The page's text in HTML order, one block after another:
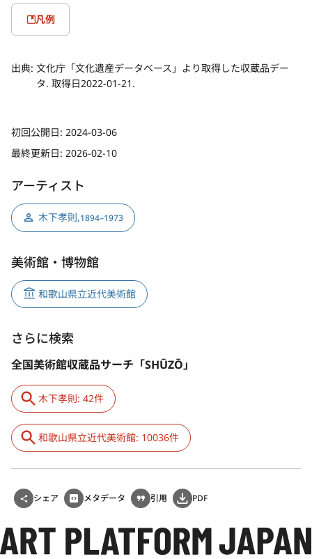
凡例
出典: 文化庁「文化遺産データベース」より取得した収蔵品デー
タ. 取得日2022-01-21.
初回公開日: 2024-03-06
最終更新日: 2026-02-10
アーティスト
木下孝則,1894–1973
美術館・博物館
和歌山県立近代美術館
さらに検索
全国美術館収蔵品サーチ「SHŪZŌ」
木下孝則: 42件
和歌山県立近代美術館: 10036件
シェア メタデータ 引用 PDF